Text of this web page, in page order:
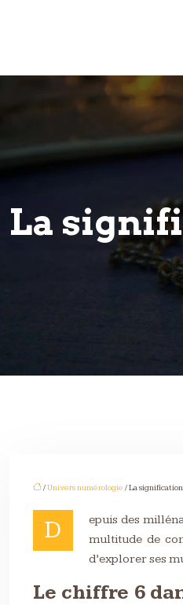
La
/Univers numérologie / La
D
epuis des
multitude de
d’explorer ses
Le chiffre 6